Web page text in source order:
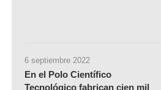
6 septiembre 2022
En el Polo Científico
Tecnológico fabrican cien mil